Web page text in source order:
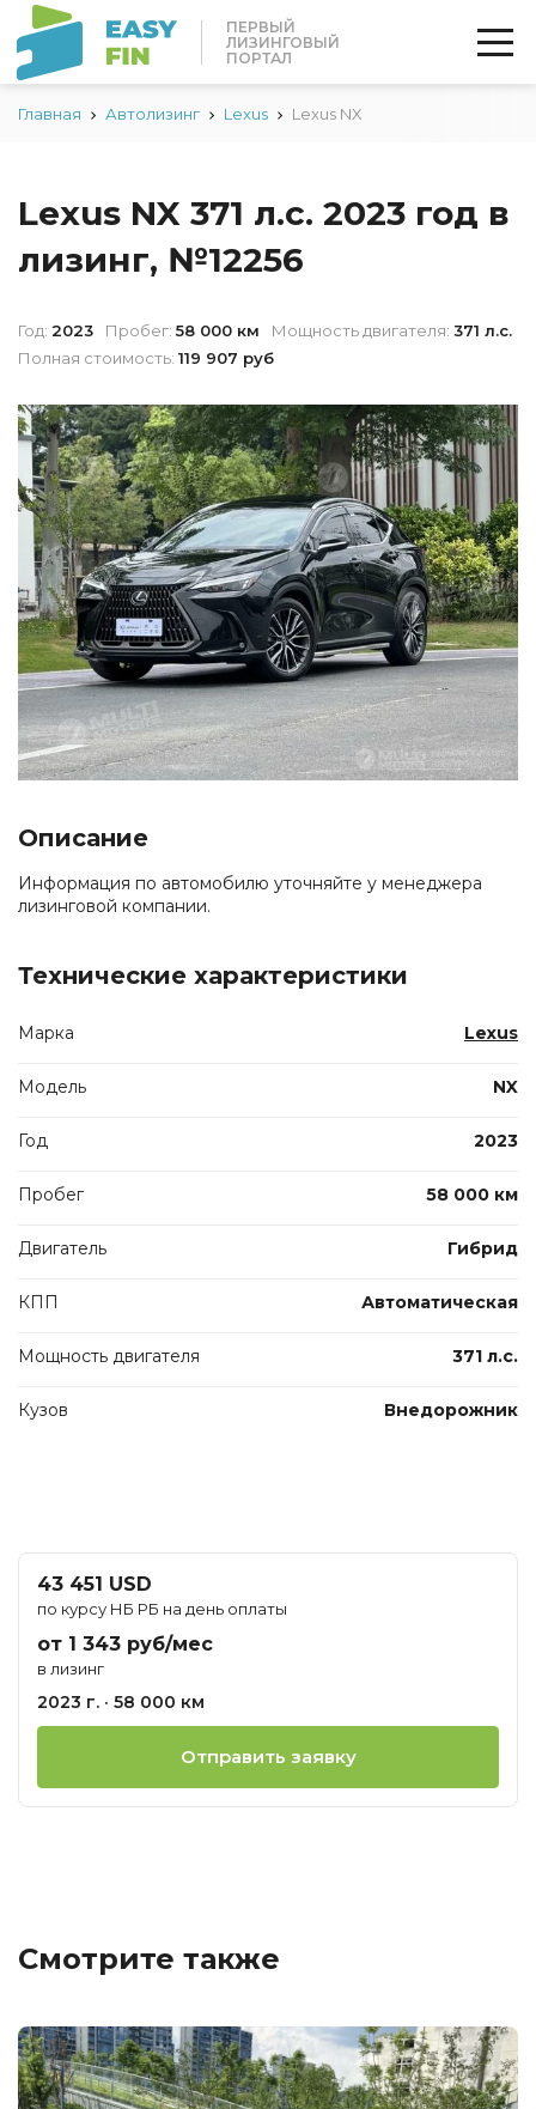
ПЕРВЫЙ
ЛИЗИНГОВЫЙ
ПОРТАЛ
Главная Автолизинг Lexus Lexus NX
Lexus NX 371 л.с. 2023 год в
лизинг, №12256
Год: 2023 Пробег: 58 000 км Мощность двигателя: 371 л.с.
Полная стоимость: 119 907 руб
Описание
Информация по автомобилю уточняйте у менеджера
лизинговой компании.
Технические характеристики
Марка Lexus
Модель NX
Год 2023
Пробег 58 000 км
Двигатель Гибрид
КПП Автоматическая
Мощность двигателя 371 л.с.
Кузов Внедорожник
43 451 USD
по курсу НБ РБ на день оплаты
от 1 343 руб/мес
в лизинг
2023 г. · 58 000 км
Отправить заявку
Смотрите также